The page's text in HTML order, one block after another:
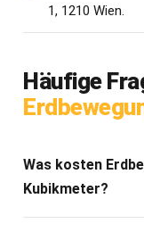
1, 1210 Wien.
Häufige
Was kosten
Kubikmeter?